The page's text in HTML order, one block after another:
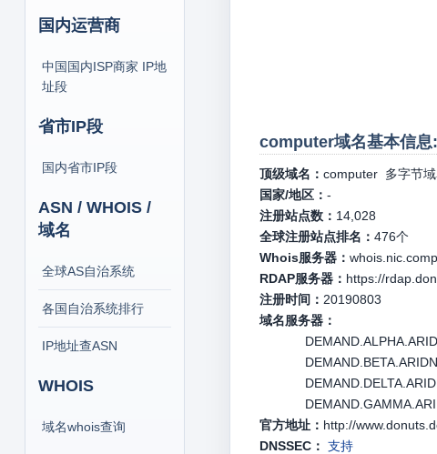
国内运营商
中国国内ISP商家 IP地
址段
省市IP段
国内省市IP段
ASN / WHOIS /
域名
全球AS自治系统
各国自治系统排行
IP地址查ASN
WHOIS
域名whois查询
computer域名基本信息:
顶级域名： computer多字节域
国家/地区： -
注册站点数： 14,028
全球注册站点排名： 476个
Whois服务器：
RDAP服务器： https://
注册时间： 20190803
域名服务器：
官方地址： http://
DNSSEC： 支持